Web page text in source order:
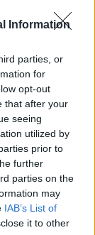
Information
parties, or
for
opt-out
that after your
seeing
utilized by
prior to
further
parties on the
may
IAB’s List of
it to other